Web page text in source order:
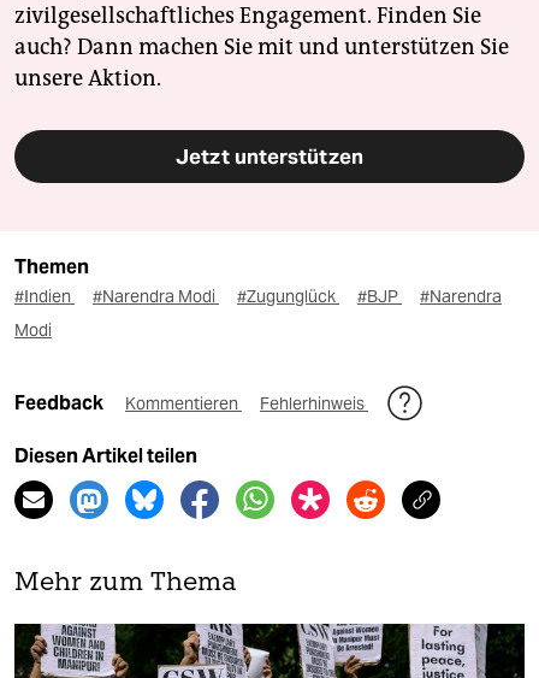
zivilgesellschaftliches Engagement. Finden Sie
auch? Dann machen Sie mit und unterstützen Sie
unsere Aktion.
Jetzt unterstützen
Themen
#Indien #Narendra Modi #Zugunglück #BJP
#Narendra
Modi
Feedback Kommentieren Fehlerhinweis
Diesen Artikel teilen
Mehr zum Thema